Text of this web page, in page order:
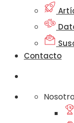
Contacto